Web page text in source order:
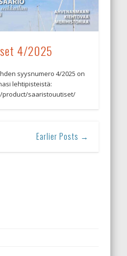
4/2025
syysnumero 4/2025 on
lehtipisteistä:
saaristouutiset/
Earlier Posts →